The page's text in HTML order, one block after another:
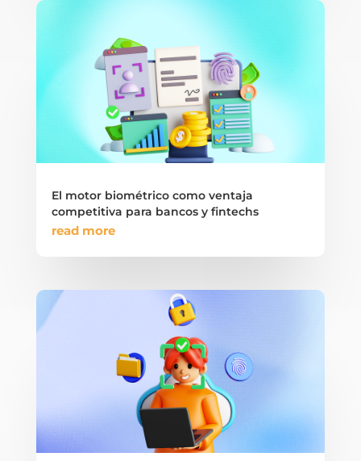
El motor biométrico como ventaja
competitiva para bancos y fintechs
read more